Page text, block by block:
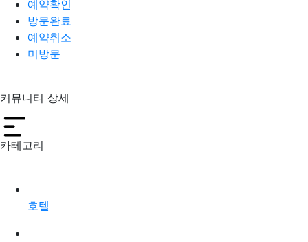
예약확인
방문완료
예약취소
미방문
커뮤니티 상세
카테고리
호텔